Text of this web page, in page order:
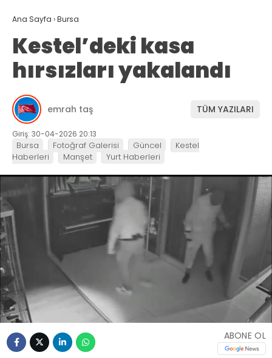
Ana Sayfa ›Bursa
Kestel’deki kasa
hırsızları yakalandı
emrah taş TÜM YAZILARI
Giriş: 30-04-2026 20:13
Bursa Fotoğraf Galerisi Güncel
Kestel
Haberleri
Manşet Yurt Haberleri
ABONE OL